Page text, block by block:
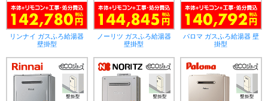
リンナイ ガスふろ給湯器
壁掛型
ノーリツ ガスふろ給湯器
壁掛型
パロマ ガスふろ給湯器 壁
掛型